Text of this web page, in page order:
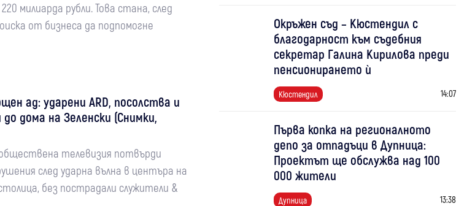
милиарда рубли. Това стана, след
от бизнеса да подпомогне
ад: ударени ARD, посолства и
дома на Зеленски (Снимки,
телевизия потвърди
след ударна вълна в центъра на
без пострадали служители &
Окръжен съд – Кюстендил с
благодарност към съдебния
секретар Галина Кирилова преди
пенсионирането ѝ
Кюстендил 14:07
Първа копка на регионалното
депо за отпадъци в Дупница:
Проектът ще обслужва над 100
000 жители
Дупница 13:38